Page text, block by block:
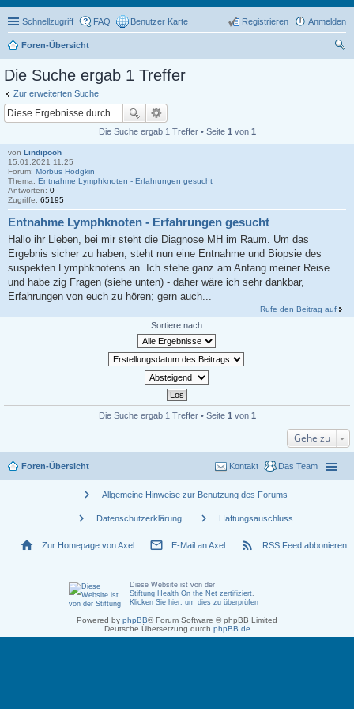
Schnellzugriff FAQ Benutzer Karte Anmelden
Registrieren
Foren-Übersicht
Die Suche ergab 1 Treffer
Zur erweiterten Suche
Die Suche ergab 1 Treffer • Seite 1 von 1
von Lindipooh
15.01.2021 11:25
Forum: Morbus Hodgkin
Thema: Entnahme Lymphknoten - Erfahrungen gesucht
Antworten: 0
Zugriffe: 65195
Entnahme Lymphknoten - Erfahrungen gesucht
Hallo ihr Lieben, bei mir steht die Diagnose MH im Raum. Um das
Ergebnis sicher zu haben, steht nun eine Entnahme und Biopsie des
suspekten Lymphknotens an. Ich stehe ganz am Anfang meiner Reise
und habe zig Fragen (siehe unten) - daher wäre ich sehr dankbar,
Erfahrungen von euch zu hören; gern auch...
Rufe den Beitrag auf
Sortiere nach
Die Suche ergab 1 Treffer • Seite 1 von 1
Gehe zu
Foren-Übersicht Das Team
Kontakt
chevron_right Allgemeine Hinweise zur Benutzung des Forums
chevron_right Datenschutzerklärung chevron_right Haftungsauschluss
home Zur Homepage von Axel mail_outline E-Mail an Axel rss_feed RSS Feed abbonieren
Diese Website ist von der
Stiftung Health On the Net zertifiziert.
Klicken Sie hier, um dies zu überprüfen
Powered by phpBB® Forum Software © phpBB Limited
Deutsche Übersetzung durch phpBB.de